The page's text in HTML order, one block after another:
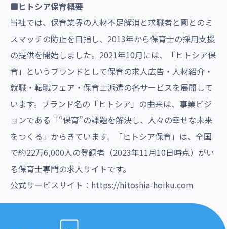
■ヒトシア保育概要
当社では、保育業界の人材不足解消と求職者と園とのミ
スマッチの防止を目指し、2013年から保育士の採用支援
の提供を開始しました。2021年10月には、「ヒトシア保
育」というブランドとして保育の求人広告・人材紹介・
就職・転職フェア・保育士派遣の各サービスを展開して
います。ブランド名の「ヒトシア」の由来は、事業ビジ
ョンである「“保育”の課題を解決し、人々の幸せな未来
をつくる」からきています。「ヒトシア保育」は、全国
で約22万6,000人の登録者（2023年11月10日時点）がい
る保育士専門の求人サイトです。
公式サービスサイト： https://hitoshia-hoiku.com